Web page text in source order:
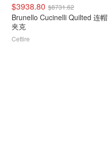
$3938.80 $8731.62
Brunello Cucinelli Quilted 连帽
夹克
Cettire